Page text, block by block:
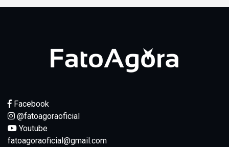
Facebook
@fatoagoraoficial
Youtube
fatoagoraoficial@gmail.com